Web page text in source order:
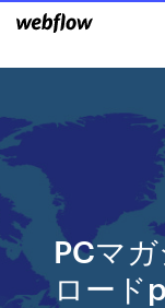
PCマ
ロード